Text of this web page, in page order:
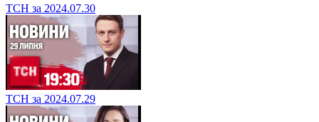
ТСН за 2024.07.30
ТСН за 2024.07.29